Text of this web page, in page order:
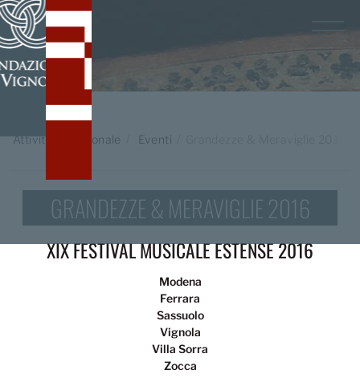
/
Attività Istituzionale
Eventi
GRANDEZZE & MERAVIGLIE 2016
XIX FESTIVAL MUSICALE ESTENSE 2016
Modena
Ferrara
Sassuolo
Vignola
Villa Sorra
Zocca